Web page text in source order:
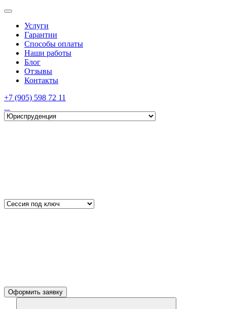
Услуги
Гарантии
Способы оплаты
Наши работы
Блог
Отзывы
Контакты
+7 (905) 598 72 11
Оформить заявку